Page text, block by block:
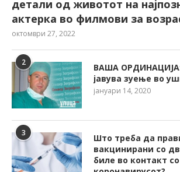
детали од животот на
актерка во филмови за
октомври 27, 2022
2
ВАША
јавува зуење во
јануари 14, 2020
3
Што треба да
вакцинирани со
биле во контакт